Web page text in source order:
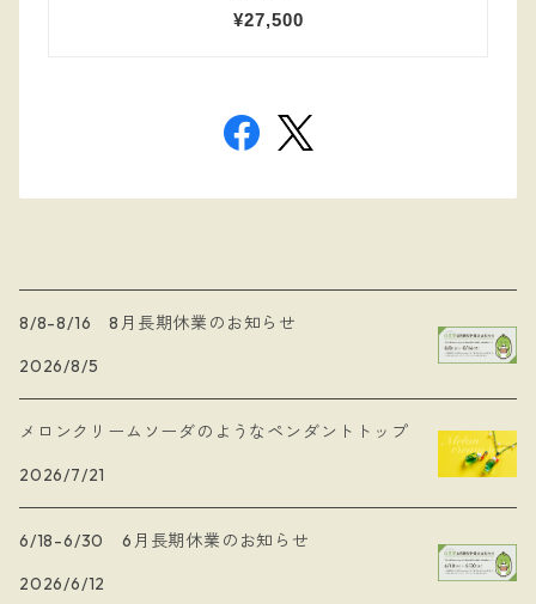
8/8-8/16 8月長期休業のお知らせ
2026/8/5
メロンクリームソーダのようなペンダントトップ
2026/7/21
6/18-6/30 6月長期休業のお知らせ
2026/6/12